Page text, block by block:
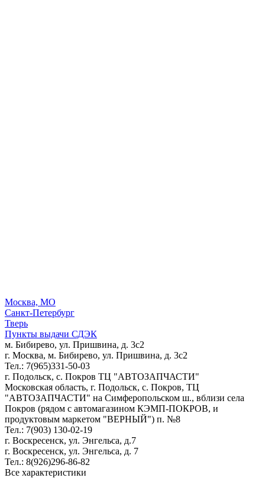
Москва, МО
Санкт-Петербург
Тверь
Пункты выдачи СДЭК
м. Бибирево, ул. Пришвина, д. 3с2
г. Москва, м. Бибирево, ул. Пришвина, д. 3с2
Тел.: 7(965)331-50-03
г. Подольск, c. Покров ТЦ "АВТОЗАПЧАСТИ"
Московская область, г. Подольск, c. Покров, ТЦ
"АВТОЗАПЧАСТИ" на Симферопольском ш., вблизи села
Покров (рядом с автомагазином КЭМП-ПОКРОВ, и
продуктовым маркетом "ВЕРНЫЙ") п. №8
Тел.: 7(903) 130-02-19
г. Воскресенск, ул. Энгельса, д.7
г. Воскресенск, ул. Энгельса, д. 7
Тел.: 8(926)296-86-82
Все характеристики